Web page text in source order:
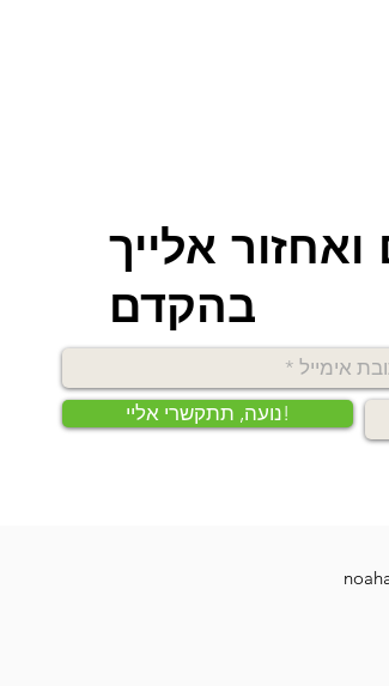
אלייך
בהקדם
נועה, תתקשרי אליי!